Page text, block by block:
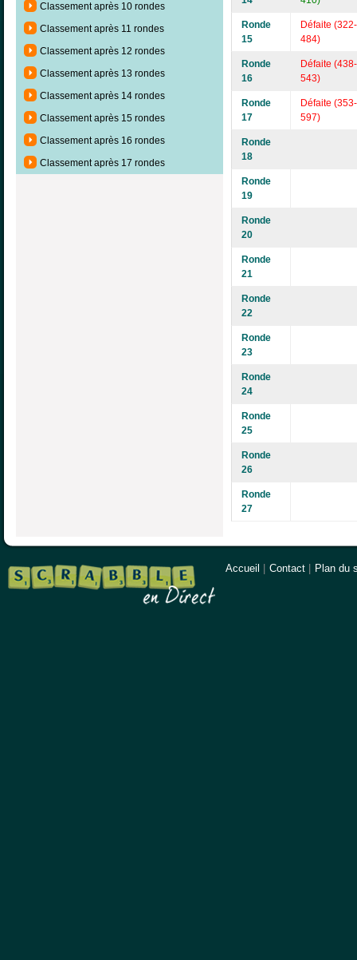
Classement après 10 rondes
Classement après 11 rondes
Classement après 12 rondes
Classement après 13 rondes
Classement après 14 rondes
Classement après 15 rondes
Classement après 16 rondes
Classement après 17 rondes
Ronde
15
Défaite (322-
484)
Ronde
16
Défaite (438-
543)
Ronde
17
Défaite (353-
597)
Ronde
18
Ronde
19
Ronde
20
Ronde
21
Ronde
22
Ronde
23
Ronde
24
Ronde
25
Ronde
26
Ronde
27
Accueil Contact Plan du